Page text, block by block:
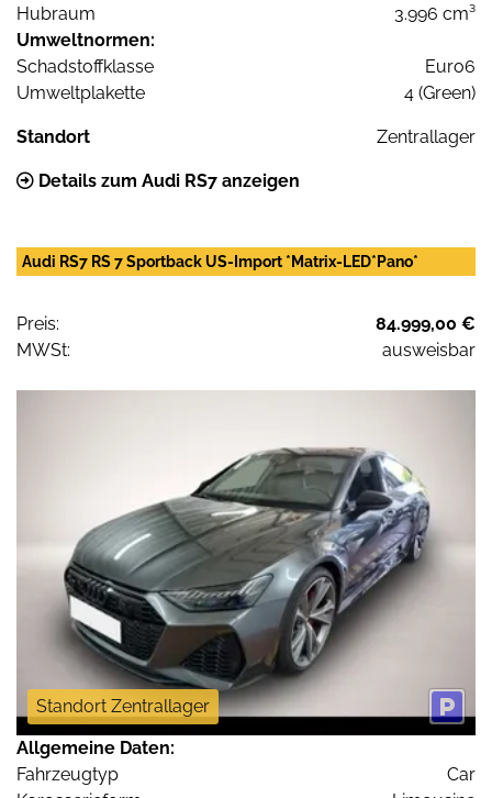
Hubraum
3.996 cm³
Umweltnormen:
Schadstoffklasse
Euro6
Umweltplakette
4 (Green)
Standort Zentrallager
Details zum Audi RS7 anzeigen
Audi RS7 RS 7 Sportback US-Import *Matrix-LED*Pano*
Preis:
84.999,00 €
MWSt:
ausweisbar
Standort Zentrallager
Allgemeine Daten:
Fahrzeugtyp
Car